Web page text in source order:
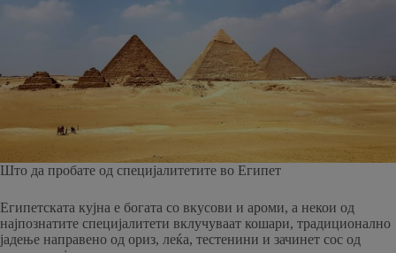
Што да пробате од специјалитетите во Египет
Египетската кујна е богата со вкусови и ароми, а некои од
најпознатите специјалитети вклучуваат кошари, традиционално
јадење направено од ориз, леќа, тестенини и зачинет сос од